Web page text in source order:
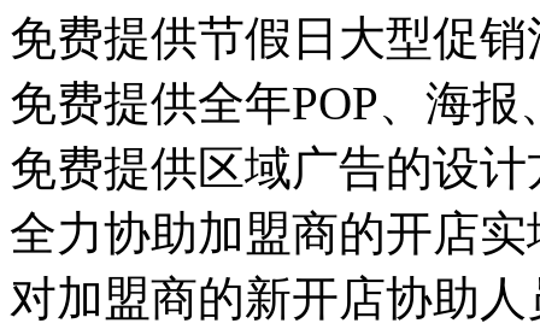
免费提供节假日大型促
免费提供全年POP、海
免费提供区域广告的设计
全力协助加盟商的开店
对加盟商的新开店协助